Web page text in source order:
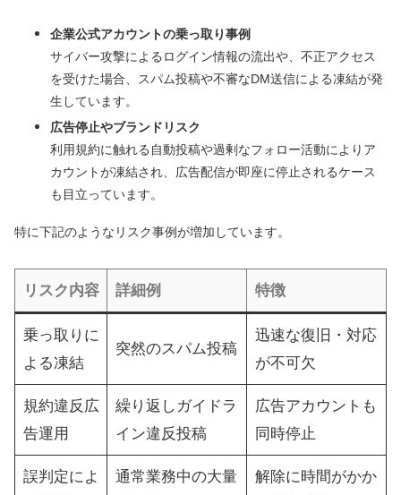
企業公式アカウントの乗っ取り事例
サイバー攻撃によるログイン情報の流出や、不正アクセス
を受けた場合、スパム投稿や不審なDM送信による凍結が発
生しています。
広告停止やブランドリスク
利用規約に触れる自動投稿や過剰なフォロー活動によりア
カウントが凍結され、広告配信が即座に停止されるケース
も目立っています。
特に下記のようなリスク事例が増加しています。
リスク内容 詳細例 特徴
乗っ取りに
よる凍結
突然のスパム投稿
迅速な復旧・対応
が不可欠
規約違反広
告運用
繰り返しガイドラ
イン違反投稿
広告アカウントも
同時停止
誤判定によ
通常業務中の大量
解除に時間がかか